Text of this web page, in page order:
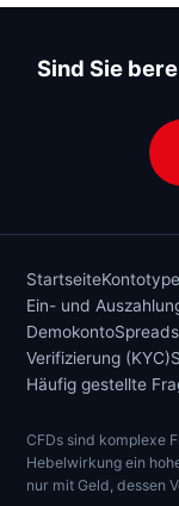
Sind Sie
Startseite
Ein- und
DemokontoSpreads
Verifizierung (KYC)
Häufig gestellte
CFDs sind komplexe
Hebelwirkung ein
nur mit Geld, dessen